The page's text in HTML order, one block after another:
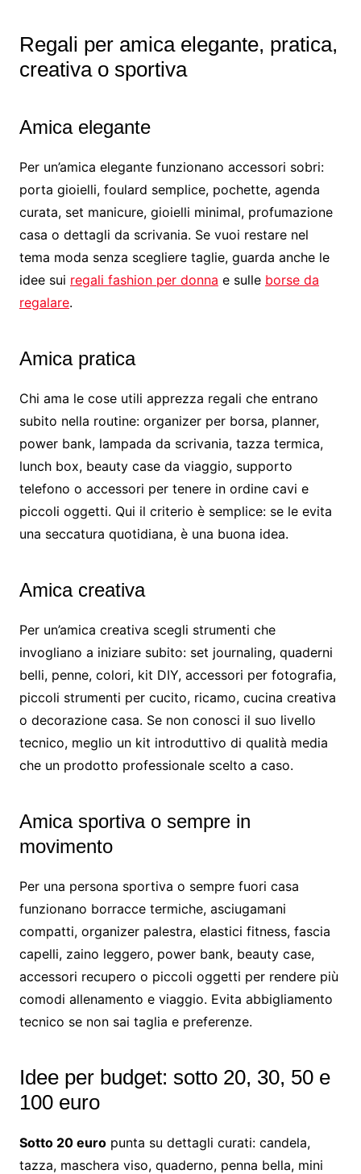
Regali per amica elegante, pratica,
creativa o sportiva
Amica elegante
Per un’amica elegante funzionano accessori sobri:
porta gioielli, foulard semplice, pochette, agenda
curata, set manicure, gioielli minimal, profumazione
casa o dettagli da scrivania. Se vuoi restare nel
tema moda senza scegliere taglie, guarda anche le
idee sui regali fashion per donna e sulle borse da
regalare.
Amica pratica
Chi ama le cose utili apprezza regali che entrano
subito nella routine: organizer per borsa, planner,
power bank, lampada da scrivania, tazza termica,
lunch box, beauty case da viaggio, supporto
telefono o accessori per tenere in ordine cavi e
piccoli oggetti. Qui il criterio è semplice: se le evita
una seccatura quotidiana, è una buona idea.
Amica creativa
Per un’amica creativa scegli strumenti che
invogliano a iniziare subito: set journaling, quaderni
belli, penne, colori, kit DIY, accessori per fotografia,
piccoli strumenti per cucito, ricamo, cucina creativa
o decorazione casa. Se non conosci il suo livello
tecnico, meglio un kit introduttivo di qualità media
che un prodotto professionale scelto a caso.
Amica sportiva o sempre in
movimento
Per una persona sportiva o sempre fuori casa
funzionano borracce termiche, asciugamani
compatti, organizer palestra, elastici fitness, fascia
capelli, zaino leggero, power bank, beauty case,
accessori recupero o piccoli oggetti per rendere più
comodi allenamento e viaggio. Evita abbigliamento
tecnico se non sai taglia e preferenze.
Idee per budget: sotto 20, 30, 50 e
100 euro
Sotto 20 europunta su dettagli curati: candela,
tazza, maschera viso, quaderno, penna bella, mini